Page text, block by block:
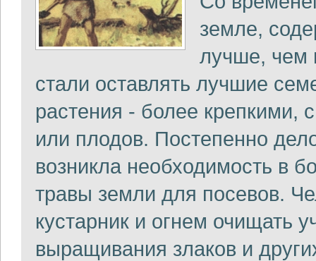
земле,
лучше, чем
стали оставлять лучшие
растения - более крепкими,
или плодов. Постепенно
возникла необходимость в
травы земли для посевов.
кустарник и огнем очищать
выращивания злаков и